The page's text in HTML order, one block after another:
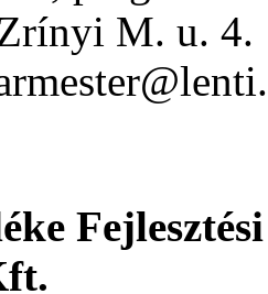
M. u. 4.